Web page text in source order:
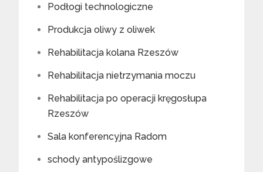
Podłogi technologiczne
Produkcja oliwy z oliwek
Rehabilitacja kolana Rzeszów
Rehabilitacja nietrzymania moczu
Rehabilitacja po operacji kręgosłupa
Rzeszów
Sala konferencyjna Radom
schody antypoślizgowe